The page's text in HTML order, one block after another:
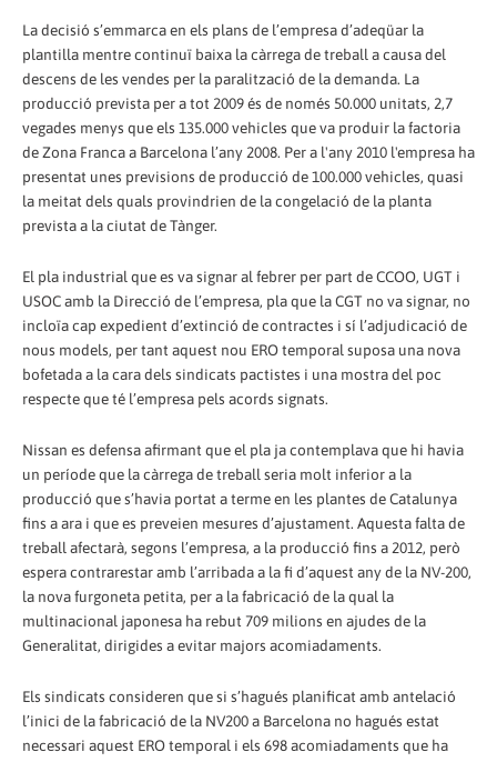
La decisió s’emmarca en els plans de l’empresa d’adeqüar la
plantilla mentre continuï baixa la càrrega de treball a causa del
descens de les vendes per la paralització de la demanda. La
producció prevista per a tot 2009 és de només 50.000 unitats, 2,7
vegades menys que els 135.000 vehicles que va produir la factoria
de Zona Franca a Barcelona l’any 2008. Per a l'any 2010 l'empresa ha
presentat unes previsions de producció de 100.000 vehicles, quasi
la meitat dels quals provindrien de la congelació de la planta
prevista a la ciutat de Tànger.
El pla industrial que es va signar al febrer per part de CCOO, UGT i
USOC amb la Direcció de l’empresa, pla que la CGT no va signar, no
incloïa cap expedient d’extinció de contractes i sí l’adjudicació de
nous models, per tant aquest nou ERO temporal suposa una nova
bofetada a la cara dels sindicats pactistes i una mostra del poc
respecte que té l’empresa pels acords signats.
Nissan es defensa afirmant que el pla ja contemplava que hi havia
un període que la càrrega de treball seria molt inferior a la
producció que s’havia portat a terme en les plantes de Catalunya
fins a ara i que es preveien mesures d’ajustament. Aquesta falta de
treball afectarà, segons l’empresa, a la producció fins a 2012, però
espera contrarestar amb l’arribada a la fi d’aquest any de la NV-200,
la nova furgoneta petita, per a la fabricació de la qual la
multinacional japonesa ha rebut 709 milions en ajudes de la
Generalitat, dirigides a evitar majors acomiadaments.
Els sindicats consideren que si s’hagués planificat amb antelació
l’inici de la fabricació de la NV200 a Barcelona no hagués estat
necessari aquest ERO temporal i els 698 acomiadaments que ha